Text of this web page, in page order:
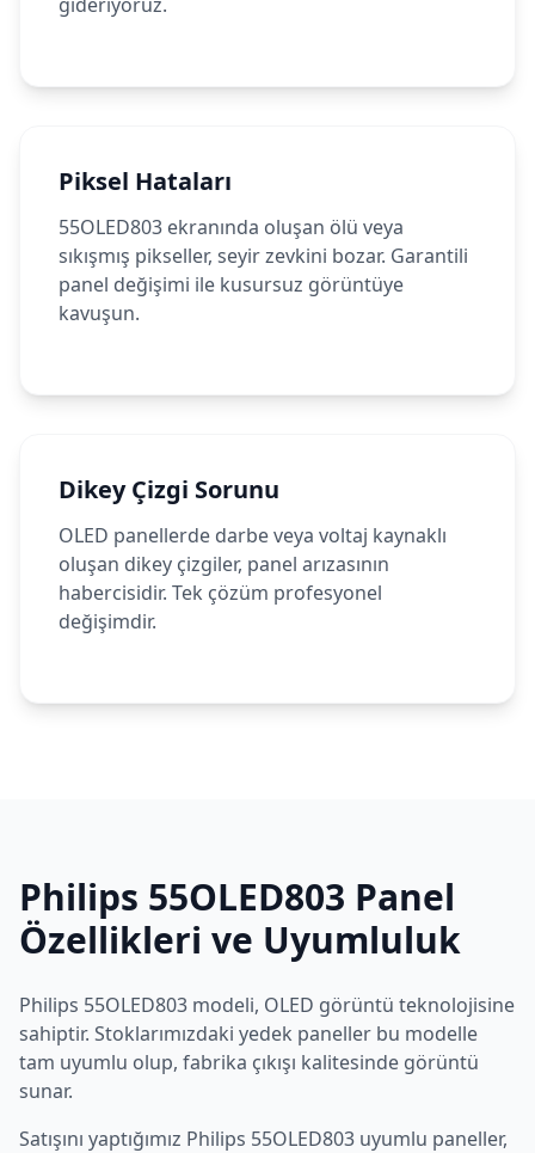
Piksel Hataları
55OLED803 ekranında oluşan ölü veya
sıkışmış pikseller, seyir zevkini bozar. Garantili
panel değişimi ile kusursuz görüntüye
kavuşun.
Dikey Çizgi Sorunu
OLED panellerde darbe veya voltaj kaynaklı
oluşan dikey çizgiler, panel arızasının
habercisidir. Tek çözüm profesyonel
değişimdir.
Philips 55OLED803 Panel
Özellikleri ve Uyumluluk
Philips 55OLED803 modeli, OLED görüntü teknolojisine
sahiptir. Stoklarımızdaki yedek paneller bu modelle
tam uyumlu olup, fabrika çıkışı kalitesinde görüntü
sunar.
Satışını yaptığımız Philips 55OLED803 uyumlu paneller,